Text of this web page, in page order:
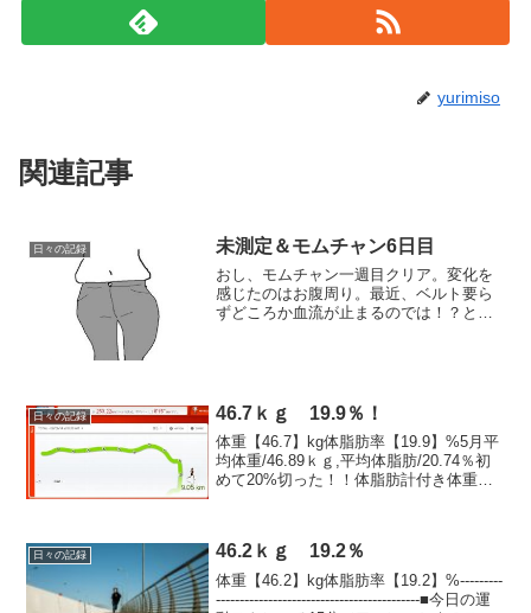
yurimiso
関連記事
日々の記録 未測定＆モムチャン6日目
おし、モムチャン一週目クリア。変化を
感じたのはお腹周り。最近、ベルト要ら
ずどころか血流が止まるのでは！？と心
日々の記録 46.7ｋｇ 19.9％！
体重【46.7】kg体脂肪率【19.9】%5月平
均体重/46.89ｋｇ,平均体脂肪/20.74％初
めて20%切った！！体脂肪計付き体重計
日々の記録 46.2ｋｇ 19.2％
体重【46.2】kg体脂肪率【19.2】%---------
-------------------------------------------■今日の運